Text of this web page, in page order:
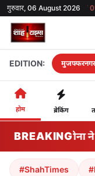
गुरुवार, 06 August 2026
GOLD₹0▼ 0%SENSEX 0
EDITION: मुजफ्फरनगर
होम ब्रेकिंग
BREAKING
शेख हसीना ने
#ShahTimes